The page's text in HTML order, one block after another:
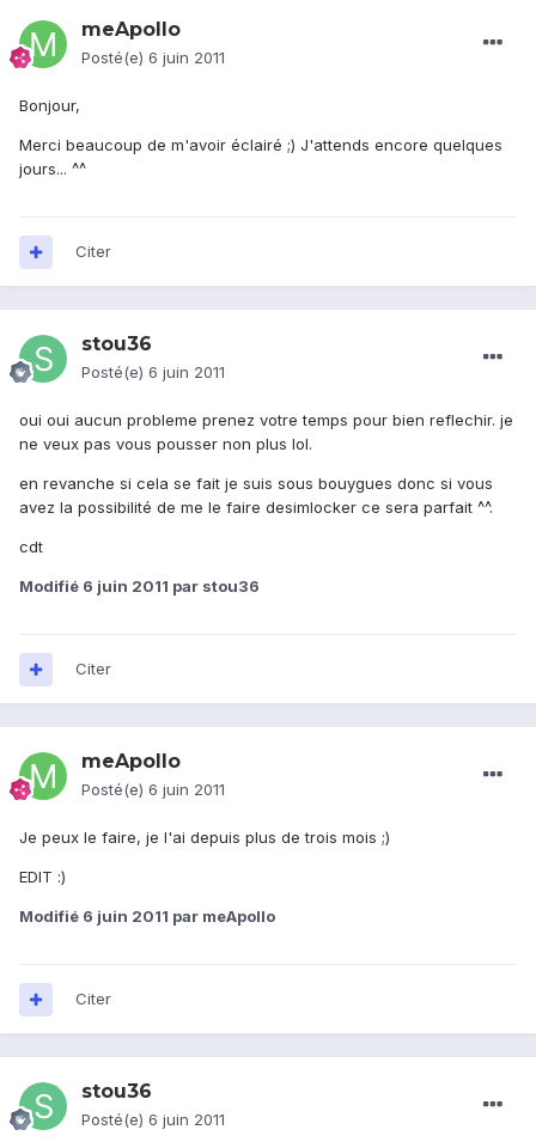
meApollo
Posté(e) 6 juin 2011
Bonjour,
Merci beaucoup de m'avoir éclairé ;) J'attends encore quelques
jours... ^^
Citer
stou36
Posté(e) 6 juin 2011
oui oui aucun probleme prenez votre temps pour bien reflechir. je
ne veux pas vous pousser non plus lol.
en revanche si cela se fait je suis sous bouygues donc si vous
avez la possibilité de me le faire desimlocker ce sera parfait ^^.
cdt
Modifié 6 juin 2011 par stou36
Citer
meApollo
Posté(e) 6 juin 2011
Je peux le faire, je l'ai depuis plus de trois mois ;)
EDIT :)
Modifié 6 juin 2011 par meApollo
Citer
stou36
Posté(e) 6 juin 2011